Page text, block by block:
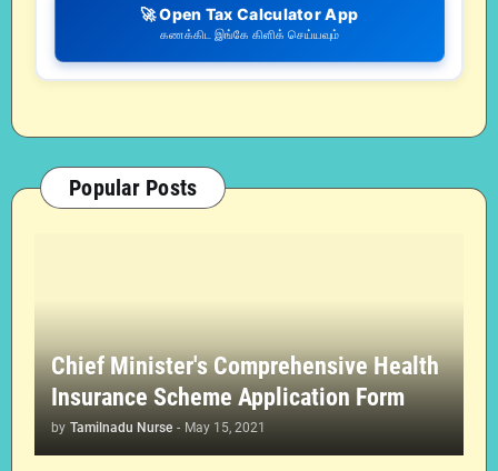
🚀 Open Tax Calculator App
கணக்கிட இங்கே கிளிக் செய்யவும்
Popular Posts
Chief Minister's Comprehensive Health
Insurance Scheme Application Form
by Tamilnadu Nurse - May 15, 2021